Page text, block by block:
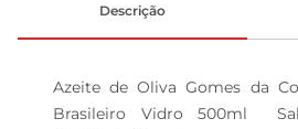
Descrição
Azeite de Oliva Gomes da
Brasileiro Vidro 500ml